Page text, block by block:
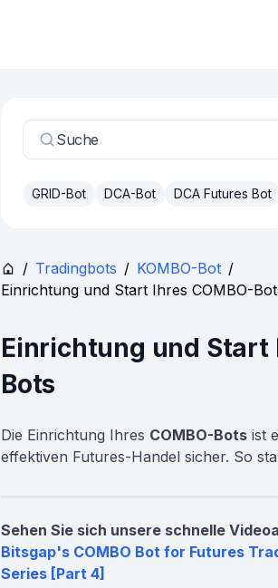
Suche
GRID-Bot DCA-Bot DCA Futures Bot
/ Tradingbots / KOMBO-Bot /
Einrichtung und Start Ihres COMBO-
Einrichtung und Start
Bots
Die Einrichtung Ihres COMBO-Bots ist
effektiven Futures-Handel sicher. So
Sehen Sie sich unsere schnelle
Bitsgap's COMBO Bot for Futures
Series [Part 4]